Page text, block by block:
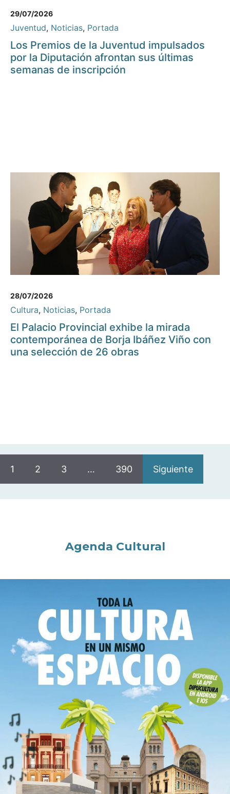
29/07/2026
Juventud, Noticias, Portada
Los Premios de la Juventud impulsados
por la Diputación afrontan sus últimas
semanas de inscripción
28/07/2026
Cultura, Noticias, Portada
El Palacio Provincial exhibe la mirada
contemporánea de Borja Ibáñez Viño con
una selección de 26 obras
1 2 3 … 390 Siguiente
Agenda Cultural